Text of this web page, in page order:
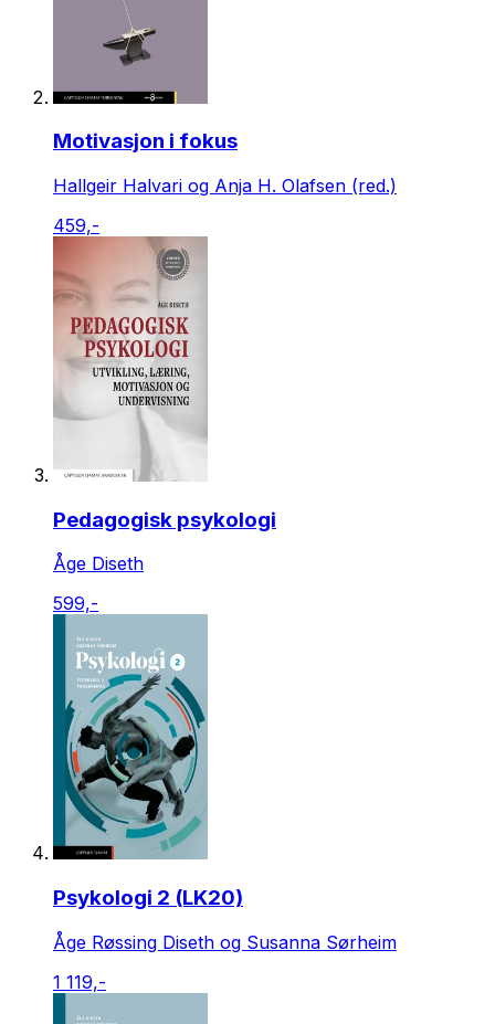
Motivasjon i fokus
Hallgeir Halvari og Anja H. Olafsen (red.)
459,-
Pedagogisk psykologi
Åge Diseth
599,-
Psykologi 2 (LK20)
Åge Røssing Diseth og Susanna Sørheim
1 119,-